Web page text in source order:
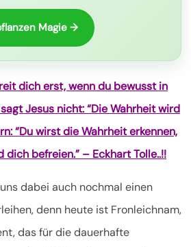
Magie →
dich erst, wenn du bewusst in
Jesus nicht: “Die Wahrheit wird
“Du wirst die Wahrheit erkennen,
befreien.” – Eckhart Tolle..!!
dabei auch nochmal einen
denn heute ist Fronleichnam,
das für die dauerhafte